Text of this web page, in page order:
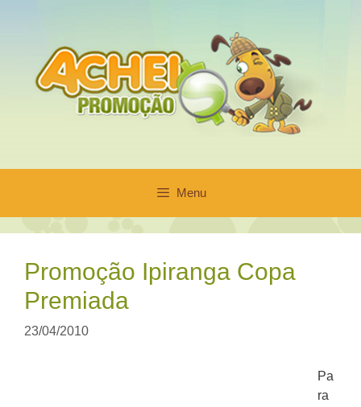
conteúdo
Menu
Promoção Ipiranga Copa
Premiada
23/04/2010
Pa
ra